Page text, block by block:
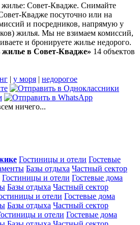
Совет-Квадже. Снимайте
Квадже посуточно или на
и посредников, напрямую у
жилья. Мы не взимаем комиссий,
и бронируете жилье недорого.
жилье в Совет-Квадже» 14 объектов
| у моря | недорогое
ничего...
Гостиницы и отели Гостевые
Базы отдыха Частный сектор
Гостиницы и отели Гостевые дома
Базы отдыха Частный сектор
и отели Гостевые дома
Базы отдыха Частный сектор
и отели Гостевые дома